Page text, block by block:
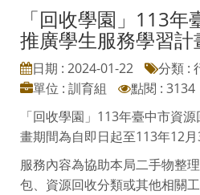
「回收學園」113
推廣學生服務學習計
日期 : 2024-01-22
分類 :
單位 : 訓育組
點閱 : 3134
「回收學園」113年臺中市資
畫期間為自即日起至113年12月
服務內容為協助本局二手物整
包、資源回收分類或其他相關